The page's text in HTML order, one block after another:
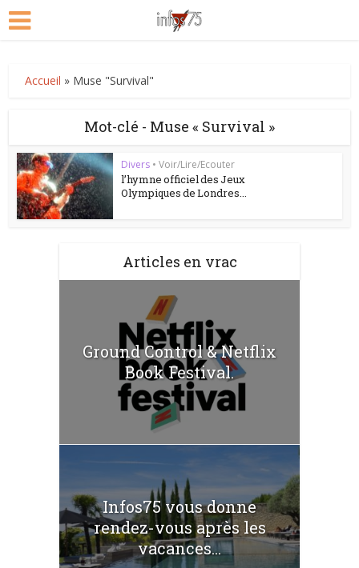
Accueil » Muse "Survival"
Mot-clé - Muse « Survival »
Divers • Voir/Lire/Ecouter
l’hymne officiel des Jeux
Olympiques de Londres...
Articles en vrac
Ground Control & Netflix
Book Festival.
Infos75 vous donne
rendez-vous après les
vacances...